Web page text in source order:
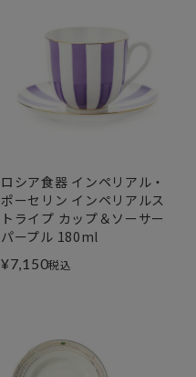
ロシア食器 インペリアル・
ポーセリン インペリアルス
トライプ カップ＆ソーサー
パープル 180ml
¥7,150税込